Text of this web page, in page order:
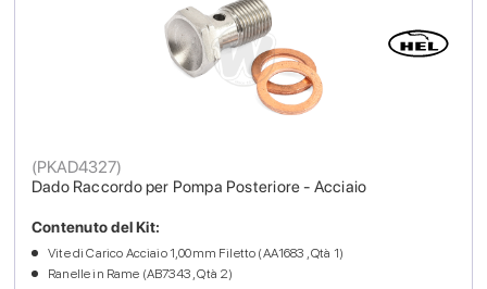
Dado Raccordo per Pompa Posteriore - Acciaio
(PKAD4327)
Contenuto del Kit:
Vite di Carico Acciaio 1,00mm Filetto (AA1683 , Qtà 1)
Ranelle in Rame (AB7343 , Qtà 2)